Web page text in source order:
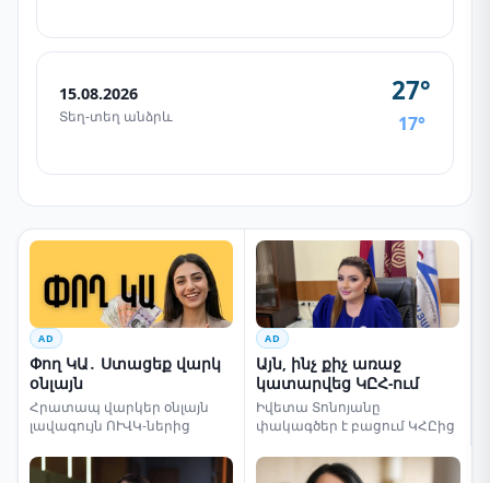
15.08.2026
Տեղ-տեղ անձրև
27°
17°
AD
Փող ԿԱ․ Ստացեք վարկ
օնլայն
Հրատապ վարկեր օնլայն
լավագույն ՈՒՎԿ-ներից
AD
Այն, ինչ քիչ առաջ
կատարվեց ԿԸՀ-ում
Իվետա Տոնոյանը
փակագծեր է բացում ԿՀԸից